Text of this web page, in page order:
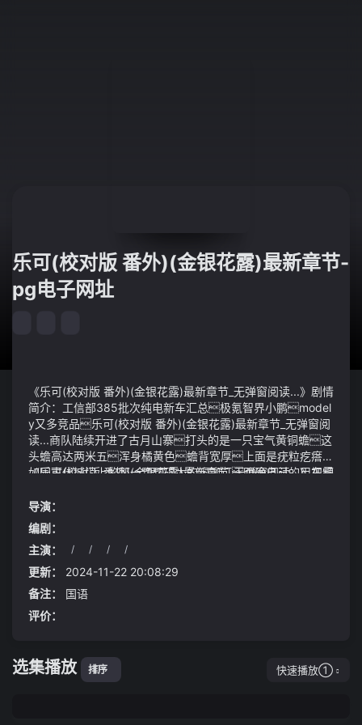
乐可(校对版 番外)(金银花露)最新章节-
pg电子网址
《乐可(校对版 番外)(金银花露)最新章节_无弹窗阅读...》剧情
简介：工信部385批次纯电新车汇总极氪智界小鹏model
y又多竞品乐可(校对版 番外)(金银花露)最新章节_无弹窗阅
读...商队陆续开进了古月山寨打头的是一只宝气黄铜蟾这
头蟾高达两米五浑身橘黄色蟾背宽厚上面是疣粒疙瘩
如同古代城门上的那一颗颗硕大的铜铆钉明确自己的用车需
《乐可(校对版 番外)(金银花露)最新章节_无弹窗阅读...》视频
接如下：
导演：
编剧：
主演：
/ / / /
更新：
2024-11-22 20:08:29
备注：
国语
评价：
选集播放 排序 快速播放①